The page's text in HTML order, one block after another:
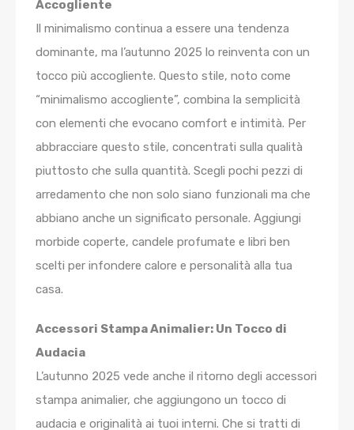
Accogliente
Il minimalismo continua a essere una tendenza
dominante, ma l’autunno 2025 lo reinventa con un
tocco più accogliente. Questo stile, noto come
“minimalismo accogliente”, combina la semplicità
con elementi che evocano comfort e intimità. Per
abbracciare questo stile, concentrati sulla qualità
piuttosto che sulla quantità. Scegli pochi pezzi di
arredamento che non solo siano funzionali ma che
abbiano anche un significato personale. Aggiungi
morbide coperte, candele profumate e libri ben
scelti per infondere calore e personalità alla tua
casa.
Accessori Stampa Animalier: Un Tocco di
Audacia
L’autunno 2025 vede anche il ritorno degli accessori
stampa animalier, che aggiungono un tocco di
audacia e originalità ai tuoi interni. Che si tratti di